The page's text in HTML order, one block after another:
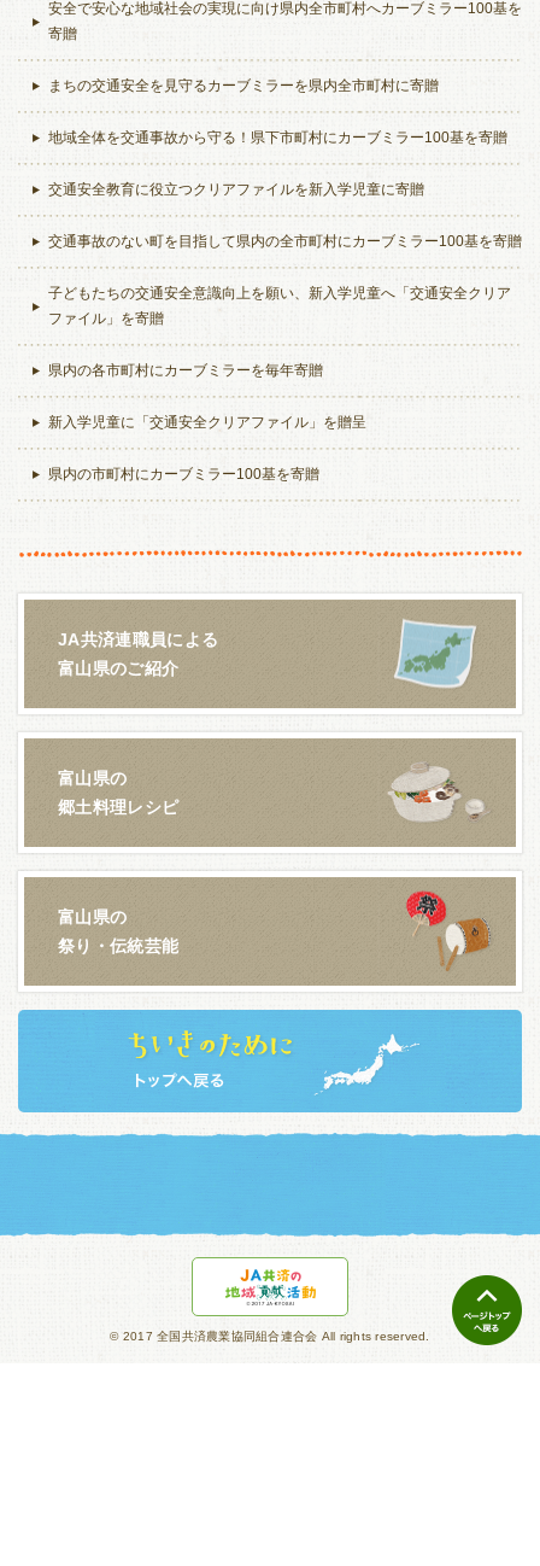
安全で安心な地域社会の実現に向け県内全市町村へカーブミラー100基を
寄贈
まちの交通安全を見守るカーブミラーを県内全市町村に寄贈
地域全体を交通事故から守る！県下市町村にカーブミラー100基を寄贈
交通安全教育に役立つクリアファイルを新入学児童に寄贈
交通事故のない町を目指して県内の全市町村にカーブミラー100基を寄贈
子どもたちの交通安全意識向上を願い、新入学児童へ「交通安全クリア
ファイル」を寄贈
県内の各市町村にカーブミラーを毎年寄贈
新入学児童に「交通安全クリアファイル」を贈呈
県内の市町村にカーブミラー100基を寄贈
JA共済連職員による
富山県のご紹介
富山県の
郷土料理レシピ
富山県の
祭り・伝統芸能
© 2017 全国共済農業協同組合連合会 All rights reserved.